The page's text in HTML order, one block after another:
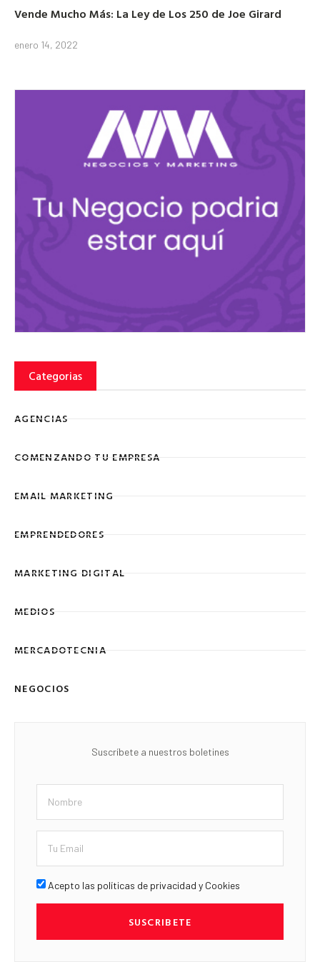
Vende Mucho Más: La Ley de Los 250 de Joe Girard
enero 14, 2022
Categorias
AGENCIAS
COMENZANDO TU EMPRESA
EMAIL MARKETING
EMPRENDEDORES
MARKETING DIGITAL
MEDIOS
MERCADOTECNIA
NEGOCIOS
Suscríbete a nuestros boletines
Acepto las políticas de privacidad y Cookies
SUSCRIBETE